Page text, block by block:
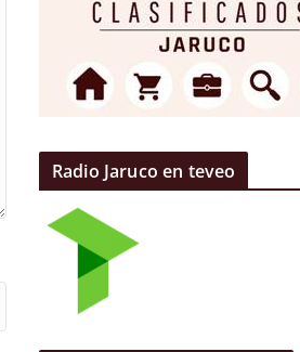
Radio Jaruco en teveo